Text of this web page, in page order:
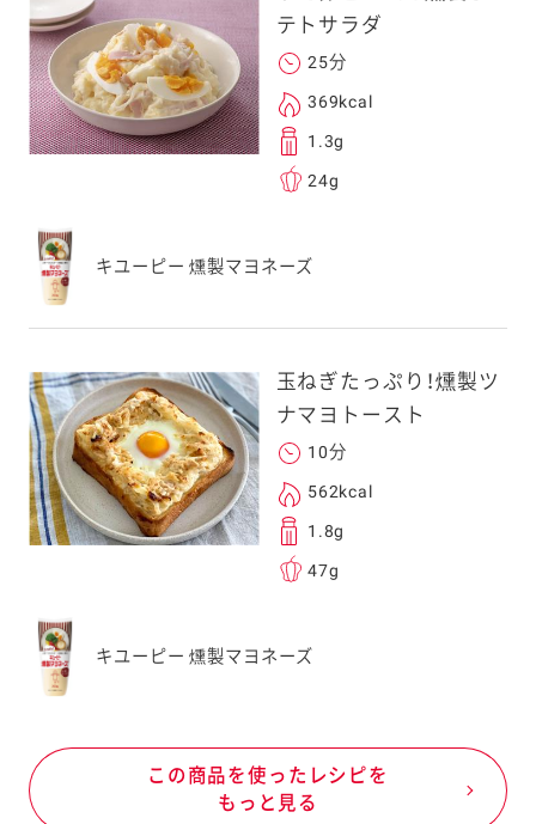
テトサラダ
25分
369kcal
1.3g
24g
キユーピー 燻製マヨネーズ
玉ねぎたっぷり！燻製ツ
ナマヨトースト
10分
562kcal
1.8g
47g
キユーピー 燻製マヨネーズ
この商品を使ったレシピを
もっと見る